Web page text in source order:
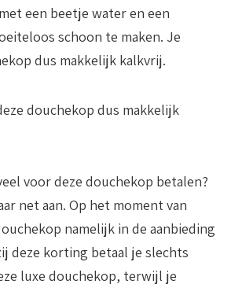
een beetje water en een
schoon te maken. Je
dus makkelijk kalkvrij.
douchekop dus makkelijk
voor deze douchekop betalen?
net aan. Op het moment van
namelijk in de aanbieding
deze korting betaal je slechts
luxe douchekop, terwijl je